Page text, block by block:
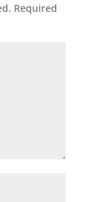
Required